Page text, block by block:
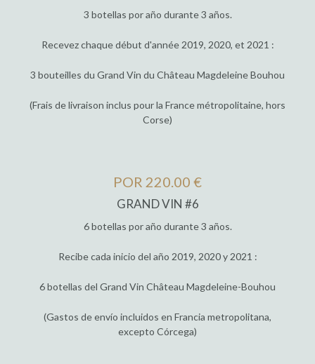
3 botellas por año durante 3 años.
Recevez chaque début d'année 2019, 2020, et 2021 :
3 bouteilles du Grand Vin du Château Magdeleine Bouhou
(Frais de livraison inclus pour la France métropolitaine, hors
Corse)
POR 220.00 €
GRAND VIN #6
6 botellas por año durante 3 años.
Recibe cada inicio del año 2019, 2020 y 2021 :
6 botellas del Grand Vin Château Magdeleine-Bouhou
(Gastos de envío incluidos en Francia metropolitana,
excepto Córcega)